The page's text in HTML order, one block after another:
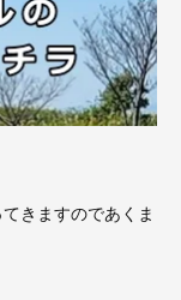
きますのであくま